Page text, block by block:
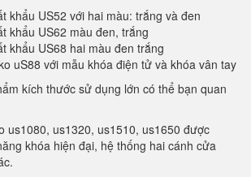
khẩu US52 với hai màu: trắng và đen
khẩu US62 màu đen, trắng
khẩu US68 hai màu đen trắng
uS88 với mẫu khóa điện tử và khóa vân tay
kích thước sử dụng lớn có thể bạn quan
us1080, us1320, us1510, us1650 được
khóa hiện đại, hệ thống hai cánh cửa